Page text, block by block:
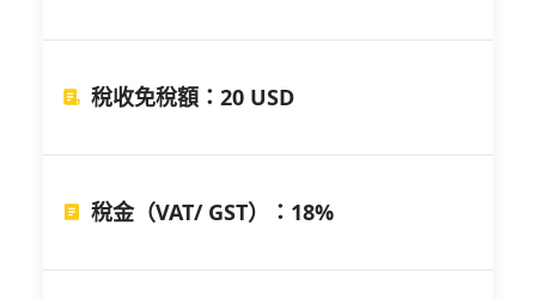
稅收免稅額 ： 20 USD
稅金（VAT/ GST） ： 18%